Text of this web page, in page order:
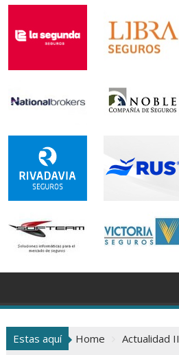
Estas aquí Home
Actualidad II